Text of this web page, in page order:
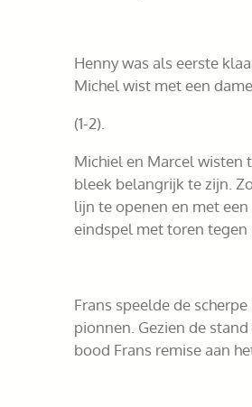
Henny was als eerste
Michel wist met een
(1-2).
Michiel en Marcel wisten
bleek belangrijk te zijn.
lijn te openen en met
eindspel met toren tegen
Frans speelde de
pionnen. Gezien de
bood Frans remise aan